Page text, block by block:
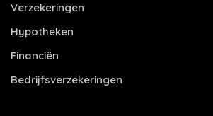
Verzekeringen
Hypotheken
Financiën
Bedrijfsverzekeringen